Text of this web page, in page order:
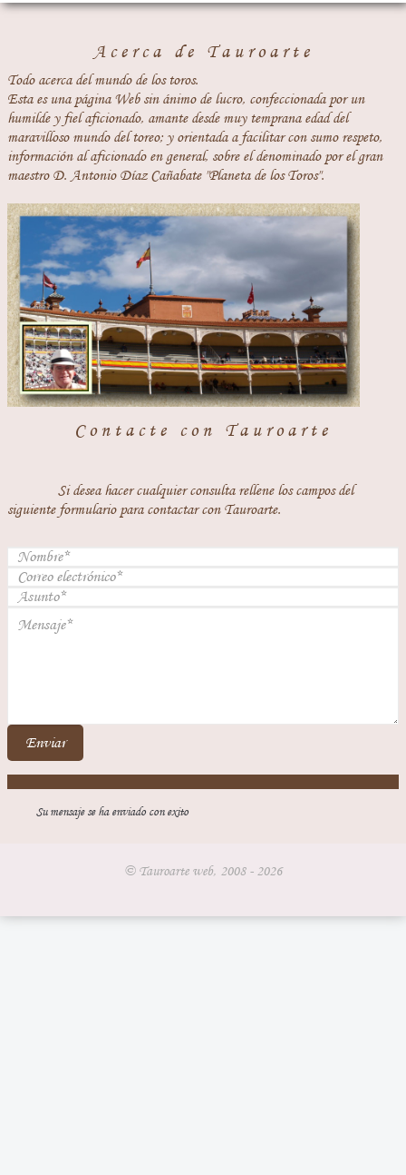
Acerca de Tauroarte
Todo acerca del mundo de los toros.
Esta es una página Web sin ánimo de lucro, confeccionada por un
humilde y fiel aficionado, amante desde muy temprana edad del
maravilloso mundo del toreo; y orientada a facilitar con sumo respeto,
información al aficionado en general, sobre el denominado por el gran
maestro D. Antonio Díaz Cañabate "Planeta de los Toros".
Contacte con Tauroarte
Si desea hacer cualquier consulta rellene los campos del
siguiente formulario para contactar con Tauroarte.
Enviar
Su mensaje se ha enviado con exito
© Tauroarte web, 2008 - 2026